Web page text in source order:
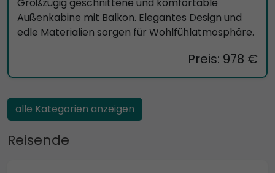
Außenkabine mit Balkon. Elegantes Design und
edle Materialien sorgen für Wohlfühlatmosphäre.
Preis: 978 €
alle Kategorien anzeigen
Reisende